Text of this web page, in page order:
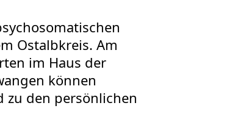
Ostalbkreis. Am
im Haus der
können
zu den persönlichen